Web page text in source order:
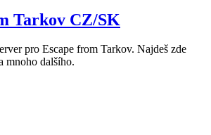
Tarkov CZ/SK
pro Escape from Tarkov. Najdeš zde
mnoho dalšího.